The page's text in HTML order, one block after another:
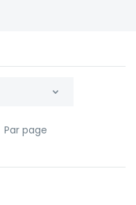
Par page